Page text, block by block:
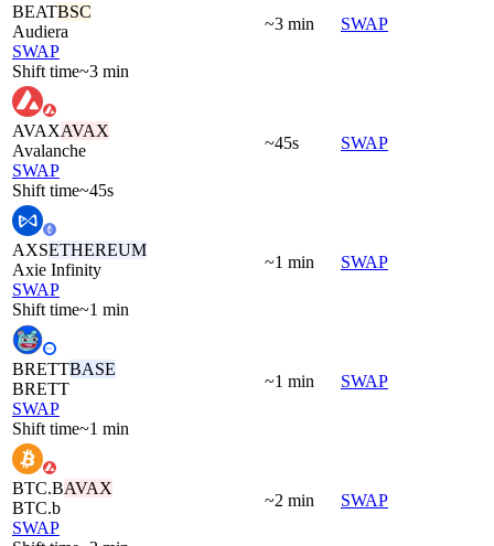
BEATBSC
Audiera
SWAP
Shift time~3 min
~3 min SWAP
AVAXAVAX
Avalanche
SWAP
Shift time~45s
~45s SWAP
AXSETHEREUM
Axie Infinity
SWAP
Shift time~1 min
~1 min SWAP
BRETTBASE
BRETT
SWAP
Shift time~1 min
~1 min SWAP
BTC.BAVAX
BTC.b
SWAP
~2 min SWAP